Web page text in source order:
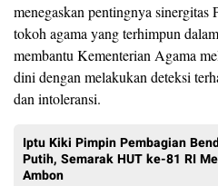
menegaskan pentingnya sinergitas
tokoh agama yang terhimpun
membantu Kementerian Agama
dini dengan melakukan deteksi
dan intoleransi.
Iptu Kiki Pimpin Pembagian
Putih, Semarak HUT ke-81 RI
Ambon